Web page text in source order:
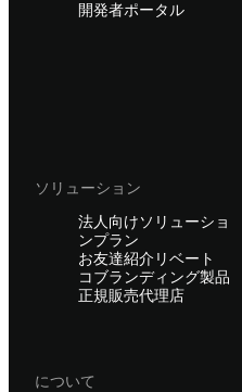
開発者ポータル
ソリューション
法人向けソリューショ
ンプラン
お友達紹介リベート
コブランディング製品
正規販売代理店
について